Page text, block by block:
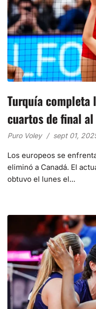
Turquía completa
cuartos de final al
Puro Voley sept 01,
Los europeos se
eliminó a Canadá. El
obtuvo el lunes el...